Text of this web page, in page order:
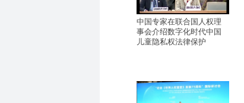
中国专家在联合国人权理
事会介绍数字化时代中国
儿童隐私权法律保护